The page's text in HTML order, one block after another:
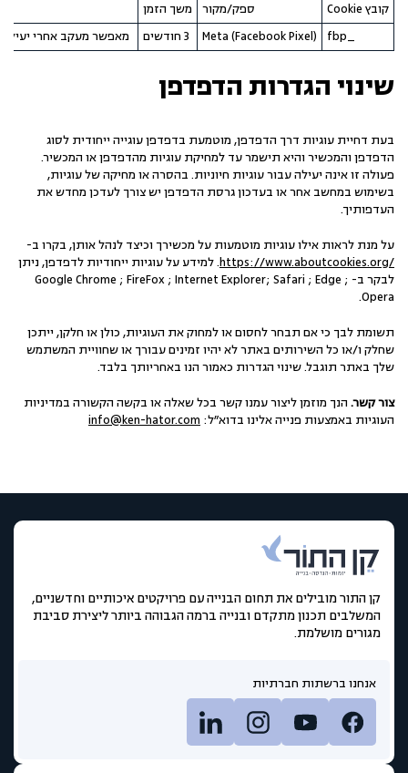
קובץ Cookie ספק/מקור
משך הזמן
_fbp
Meta (Facebook Pixel) 3 חודשים מאפשר מעקב אחרי
שינוי הגדרות הדפדפן
בעת דחיית עוגיות דרך הדפדפן, מוטמעת בדפדפן עוגייה ייחודית לסוג
הדפדפן והמכשיר והיא תישמר עד למחיקת עוגיות מהדפדפן או המכשיר.
פעולה זו אינה יעילה עבור עוגיות חיוניות. בהסרה או מחיקה של עוגיות,
בשימוש במחשב אחר או בעדכון גרסת הדפדפן יש צורך לעדכן מחדש את
העדפותיך.
על מנת לראות אילו עוגיות מוטמעות על מכשירך וכיצד לנהל אותן, בקרו ב-
https://www.aboutcookies.org/. למידע על עוגיות ייחודיות לדפדפן, ניתן
לבקר ב- Google Chrome ; FireFox ; Internet Explorer; Safari ; Edge ;
Opera.
תשומת לבך כי אם תבחר לחסום או למחוק את העוגיות, כולן או חלקן, ייתכן
שחלק ו/או כל השירותים באתר לא יהיו זמינים עבורך או שחוויית המשתמש
שלך באתר תוגבל. שינוי הגדרות כאמור הנו באחריותך בלבד.
צור קשר. הנך מוזמן ליצור עמנו קשר בכל שאלה או בקשה הקשורה במדיניות
העוגיות באמצעות פנייה אלינו בדוא"ל: info@ken-hator.com
קן התור מובילים את תחום הבנייה עם פרויקטים איכותיים וחדשניים,
המשלבים תכנון מתקדם ובנייה ברמה הגבוהה ביותר ליצירת סביבת
מגורים מושלמת.
אנחנו ברשתות חברתיות